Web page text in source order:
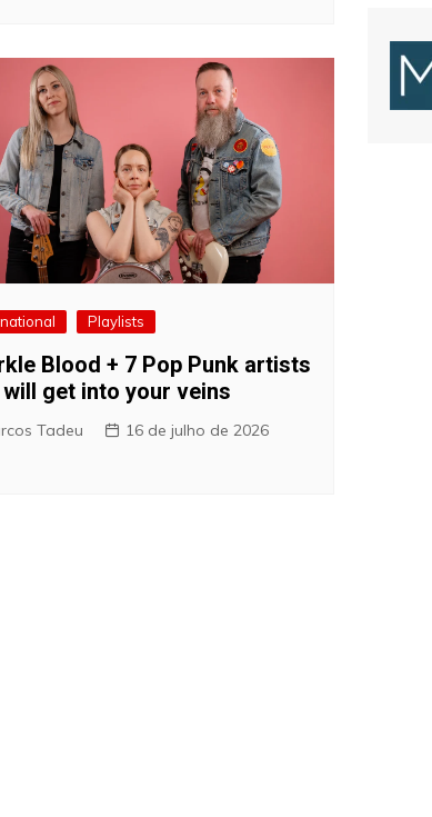
Playlists
Blood + 7 Pop Punk artists
get into your veins
Tadeu
16 de julho de 2026